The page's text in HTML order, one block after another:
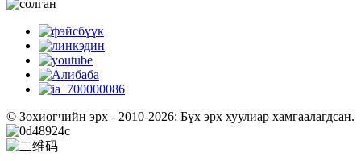
© Зохиогчийн эрх - 2010-2026: Бүх эрх хуулиар хамгаалагдсан.